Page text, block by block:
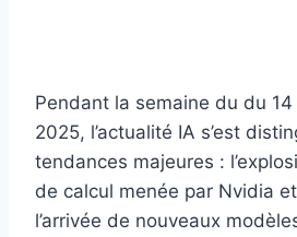
Pendant la semaine du du
2025, l’actualité IA s’est
tendances majeures :
de calcul menée par Nvidia
l’arrivée de nouveaux